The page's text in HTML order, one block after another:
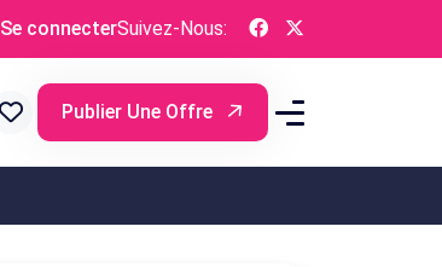
Se connecterSuivez-Nous:
Publier Une Offre